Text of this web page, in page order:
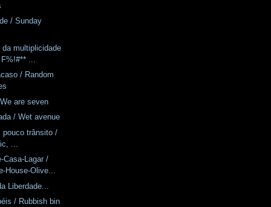
/ Sunday
multiplicidade
...
/ Random
are seven
/ Wet avenue
pouco trânsito /
...
Casa-Lagar /
House-Olive...
Liberdade...
/ Rubbish bin